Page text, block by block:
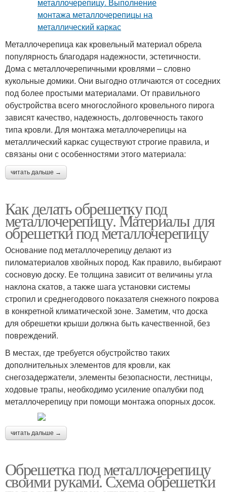
Металлочерепица как кровельный материал обрела
популярность благодаря надежности, эстетичности.
Дома с металлочерепичными кровлями – словно
кукольные домики. Они выгодно отличаются от соседних
под более простыми материалами. От правильного
обустройства всего многослойного кровельного пирога
зависят качество, надежность, долговечность такого
типа кровли. Для монтажа металлочерепицы на
металлический каркас существуют строгие правила, и
связаны они с особенностями этого материала:
читать дальше →
Как делать обрешетку под
металлочерепицу. Материалы для
обрешетки под металлочерепицу
Основание под металлочерепицу делают из
пиломатериалов хвойных пород. Как правило, выбирают
сосновую доску. Ее толщина зависит от величины угла
наклона скатов, а также шага установки системы
стропил и среднегодового показателя снежного покрова
в конкретной климатической зоне. Заметим, что доска
для обрешетки крыши должна быть качественной, без
повреждений.
В местах, где требуется обустройство таких
дополнительных элементов для кровли, как
снегозадержатели, элементы безопасности, лестницы,
ходовые трапы, необходимо усиление опалубки под
металлочерепицу при помощи монтажа опорных досок.
читать дальше →
Обрешетка под металлочерепицу
своими руками. Схема обрешетки